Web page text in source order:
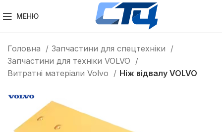
МЕНЮ
Головна
Запчастини для спецтехніки
Запчастини для техніки VOLVO
Витратні матеріали Volvo
Ніж відвалу VOLVO